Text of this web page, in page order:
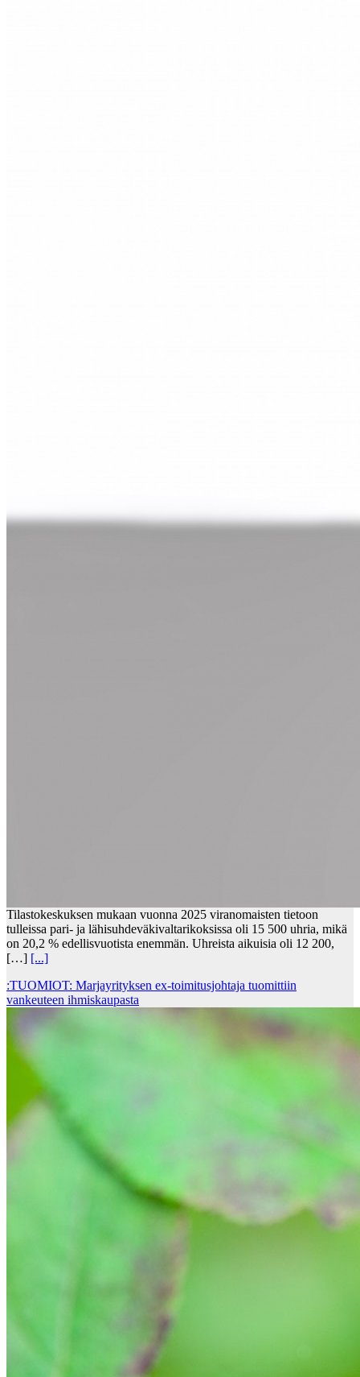
Tilastokeskuksen mukaan vuonna 2025 viranomaisten tietoon
tulleissa pari- ja lähisuhdeväkivaltarikoksissa oli 15 500 uhria, mikä
on 20,2 % edellisvuotista enemmän. Uhreista aikuisia oli 12 200,
[…] [...]
:TUOMIOT: Marjayrityksen ex-toimitusjohtaja tuomittiin
vankeuteen ihmiskaupasta